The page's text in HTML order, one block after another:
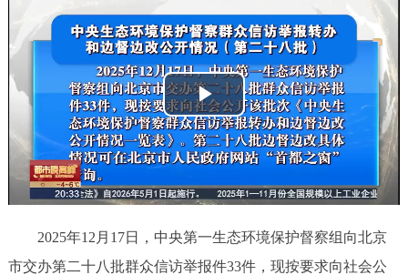
政策兑现 政策解读 回应关切
决策公开 专题公开
政务服务
个人服务 法人服务 部门服务
便民服务 利企服务 投资项目
播
放
视
频
2025年12月17日，中央第一生态环境保护督察组向北京
市交办第二十八批群众信访举报件33件，现按要求向社会公